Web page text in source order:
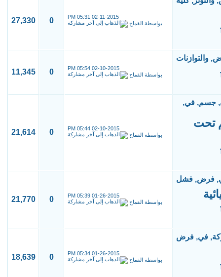
02-11-2015
05:31 PM
بواسطة القماح 0
27,330
02-10-2015
05:54 PM
بواسطة القماح 0
11,345
تحت 02-10-2015
05:44 PM
بواسطة القماح 0
21,614
01-26-2015
05:39 PM
بواسطة القماح 0
21,770
01-26-2015
05:34 PM
بواسطة القماح 0
18,639